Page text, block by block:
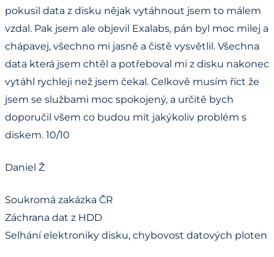
pokusil data z disku nějak vytáhnout jsem to málem
vzdal. Pak jsem ale objevil Exalabs, pán byl moc milej a
chápavej, všechno mi jasně a čistě vysvětlil. Všechna
data která jsem chtěl a potřeboval mi z disku nakonec
vytáhl rychleji než jsem čekal. Celkově musím říct že
jsem se službami moc spokojený, a určitě bych
doporučil všem co budou mít jakýkoliv problém s
diskem. 10/10
Daniel Ž
Soukromá zakázka ČR
Záchrana dat z HDD
Selhání elektroniky disku, chybovost datových ploten